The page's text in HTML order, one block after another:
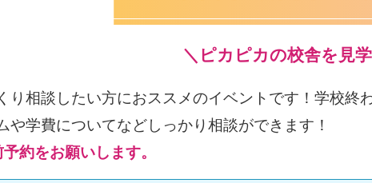
＼ピカピカの校舎を見
り相談したい方におススメのイベントです！学校終
や学費についてなどしっかり相談ができます！
約をお願いします。